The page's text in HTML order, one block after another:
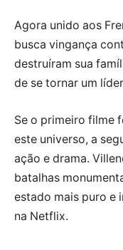
Agora unido aos
busca vingança
destruíram sua
de se tornar um
Se o primeiro filme
este universo, a
ação e drama.
batalhas
estado mais puro e
na Netflix.